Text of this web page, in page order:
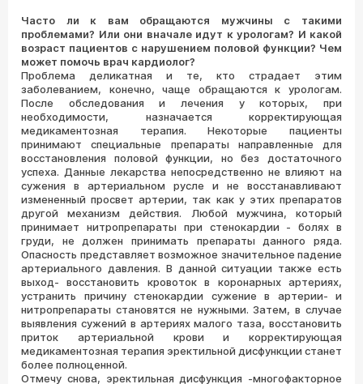
Часто ли к вам обращаются мужчины с такими
проблемами? Или они вначале идут к урологам? И какой
возраст пациентов с нарушением половой функции? Чем
может помочь врач кардиолог?
Проблема деликатная и те, кто страдает этим
заболеванием, конечно, чаще обращаются к урологам.
После обследования и лечения у которых, при
необходимости, назначается корректирующая
медикаментозная терапия. Некоторые пациенты
принимают специальные препараты направленные для
восстановления половой функции, но без достаточного
успеха. Данные лекарства непосредственно не влияют на
сужения в артериальном русле и не восстанавливают
измененный просвет артерии, так как у этих препаратов
другой механизм действия. Любой мужчина, который
принимает нитропрепараты при стенокардии - болях в
груди, не должен принимать препараты данного ряда.
Опасность представляет возможное значительное падение
артериального давления. В данной ситуации также есть
выход- восстановить кровоток в коронарных артериях,
устранить причину стенокардии сужение в артерии- и
нитропрепараты становятся не нужными. Затем, в случае
выявления сужений в артериях малого таза, восстановить
приток артериальной крови и корректирующая
медикаментозная терапия эректильной дисфункции станет
более полноценной.
Отмечу снова, эректильная дисфункция -многофакторное